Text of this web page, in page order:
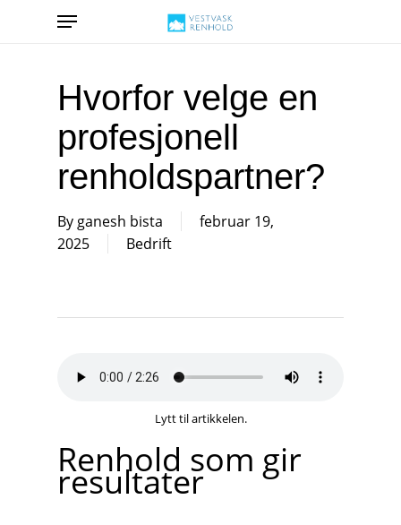
Menu
Hvorfor velge en
profesjonell
renholdspartner?
By ganesh bista
februar 19,
2025
Bedrift
Lytt til artikkelen.
Renhold som gir
resultater